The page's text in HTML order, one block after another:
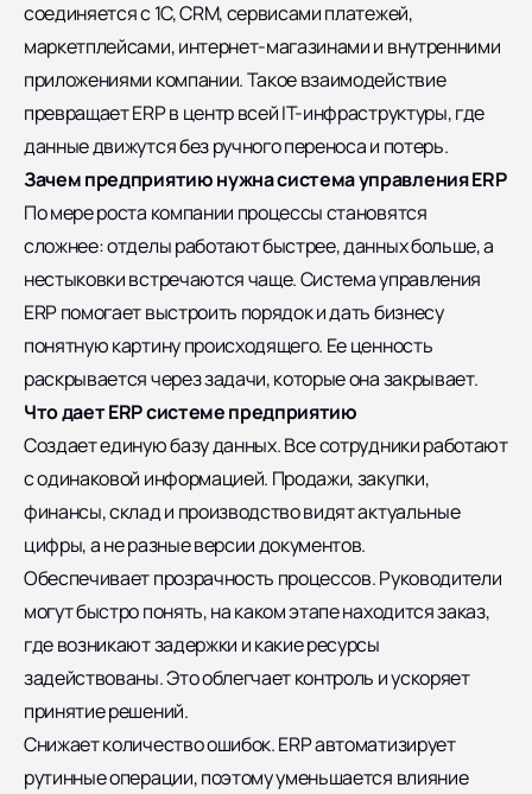
соединяется с 1С, CRM, сервисами платежей,
маркетплейсами, интернет-магазинами и внутренними
приложениями компании. Такое взаимодействие
превращает ERP в центр всей IT-инфраструктуры, где
данные движутся без ручного переноса и потерь.
Зачем предприятию нужна система управления ERP
По мере роста компании процессы становятся
сложнее: отделы работают быстрее, данных больше, а
нестыковки встречаются чаще. Система управления
ERP помогает выстроить порядок и дать бизнесу
понятную картину происходящего. Ее ценность
раскрывается через задачи, которые она закрывает.
Что дает ERP системе предприятию
Создает единую базу данных. Все сотрудники работают
с одинаковой информацией. Продажи, закупки,
финансы, склад и производство видят актуальные
цифры, а не разные версии документов.
Обеспечивает прозрачность процессов. Руководители
могут быстро понять, на каком этапе находится заказ,
где возникают задержки и какие ресурсы
задействованы. Это облегчает контроль и ускоряет
принятие решений.
Снижает количество ошибок. ERP автоматизирует
рутинные операции, поэтому уменьшается влияние